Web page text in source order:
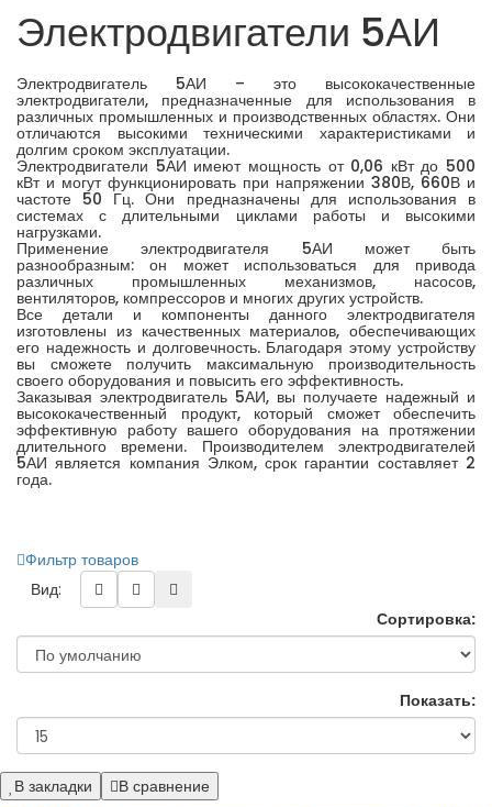
Электродвигатели 5АИ
Электродвигатель 5АИ – это высококачественные
электродвигатели, предназначенные для использования в
различных промышленных и производственных областях. Они
отличаются высокими техническими характеристиками и
долгим сроком эксплуатации.
Электродвигатели 5АИ имеют мощность от 0,06 кВт до 500
кВт и могут функционировать при напряжении 380В, 660В и
частоте 50 Гц. Они предназначены для использования в
системах с длительными циклами работы и высокими
нагрузками.
Применение электродвигателя 5АИ может быть
разнообразным: он может использоваться для привода
различных промышленных механизмов, насосов,
вентиляторов, компрессоров и многих других устройств.
Все детали и компоненты данного электродвигателя
изготовлены из качественных материалов, обеспечивающих
его надежность и долговечность. Благодаря этому устройству
вы сможете получить максимальную производительность
своего оборудования и повысить его эффективность.
Заказывая электродвигатель 5АИ, вы получаете надежный и
высококачественный продукт, который сможет обеспечить
эффективную работу вашего оборудования на протяжении
длительного времени. Производителем электродвигателей
5АИ является компания Элком, срок гарантии составляет 2
года.
Фильтр товаров
Вид:
Сортировка:
Показать:
В закладки В сравнение